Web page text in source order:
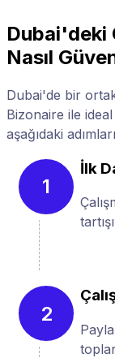
Dubai'deki
Nasıl
Dubai'de bir
Bizonaire ile ideal
aşağıdaki
1
İlk
2